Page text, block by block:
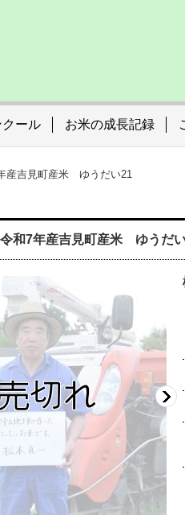
ール お米の成長記録
吉見町産米 ゆうだい21
7年産吉見町産米 ゆうだ